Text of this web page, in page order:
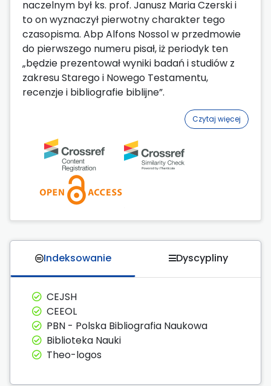
naczelnym był ks. prof. Janusz Maria Czerski i
to on wyznaczył pierwotny charakter tego
czasopisma. Abp Alfons Nossol w przedmowie
do pierwszego numeru pisał, iż periodyk ten
„będzie prezentował wyniki badań i studiów z
zakresu Starego i Nowego Testamentu,
recenzje i bibliografie biblijne”.
Czytaj więcej
Indeksowanie Dyscypliny
CEJSH
CEEOL
PBN - Polska Bibliografia Naukowa
Biblioteka Nauki
Theo-logos